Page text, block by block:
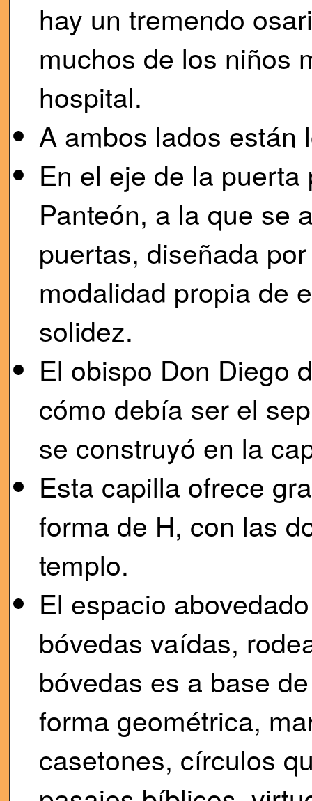
hay un tremendo
muchos de los niños
hospital.
A ambos lados están
En el eje de la
Panteón, a la que se
puertas, diseñada
modalidad propia de
solidez.
El obispo Don Diego
cómo debía ser el
se construyó en la
Esta capilla ofrece
forma de H, con las
templo.
El espacio
bóvedas vaídas,
bóvedas es a base
forma geométrica,
casetones, círculos